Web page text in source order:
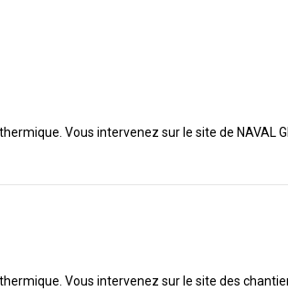
Vous intervenez sur le site de NAVAL
Vous intervenez sur le site des